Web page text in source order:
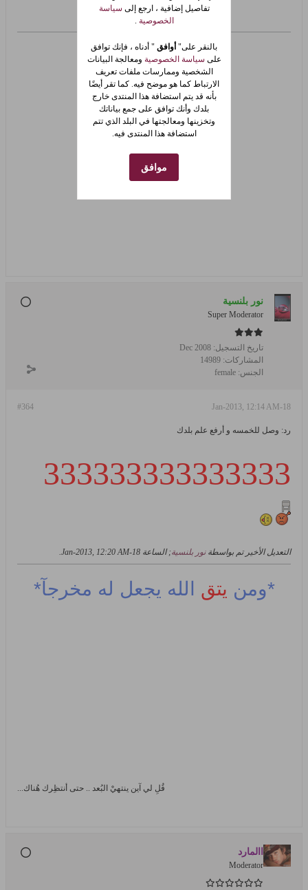
نور بلنسية
Super Moderator
تاريخ التسجيل: Dec 2008
المشاركات: 14989
الجنس: female
#364 18-Jan-2013, 12:14 AM
رد: وصل للخمسه و أرفع علم بلدك
333333333333333
التعديل الأخير تم بواسطةنور بلنسية; الساعة 18-Jan-2013, 12:20 AM
.
*ومن يتق الله يجعل له مخرجآ*
قُلِ لي آين ينتهيْ البُعد .. حتى أنتظِرك هُناك...
االمارد
Moderator
تفاصيل إضافية ، ارجع إلى سياسة
الخصوصية .
بالنقر على" أوافق " أدناه ، فإنك توافق
على سياسة الخصوصية ومعالجة البيانات
الشخصية وممارسات ملفات تعريف
الارتباط كما هو موضح فيه. كما تقر أيضًا
بأنه قد يتم استضافة هذا المنتدى خارج
بلدك وأنك توافق على جمع بياناتك
وتخزينها ومعالجتها في البلد الذي تتم
استضافة هذا المنتدى فيه.
موافق